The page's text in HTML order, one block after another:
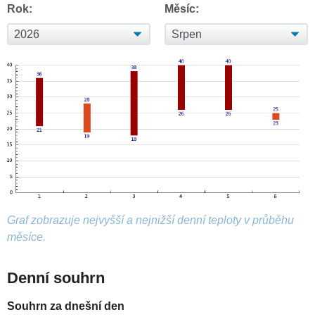
Rok: Měsíc:
Graf zobrazuje nejvyšší a nejnižší denní teploty v průběhu
měsíce.
Denní souhrn
Souhrn za dnešní den